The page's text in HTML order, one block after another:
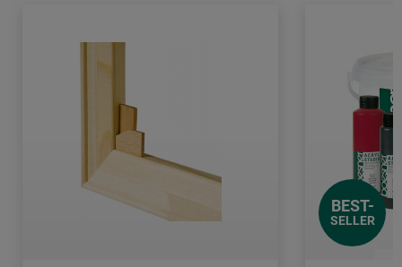
BEST-
SELLER